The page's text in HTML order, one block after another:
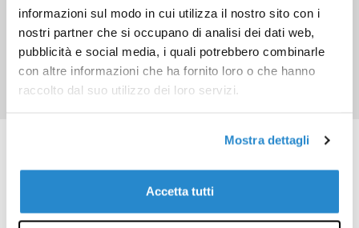
informazioni sul modo in cui utilizza il nostro sito con i
nostri partner che si occupano di analisi dei dati web,
pubblicità e social media, i quali potrebbero combinarle
con altre informazioni che ha fornito loro o che hanno
raccolto dal suo utilizzo dei loro servizi.
Mostra dettagli
Accetta tutti